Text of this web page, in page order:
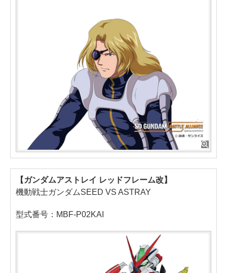
【ガンダムアストレイ レッドフレーム改】
機動戦士ガンダムSEED VS ASTRAY
型式番号：MBF-P02KAI